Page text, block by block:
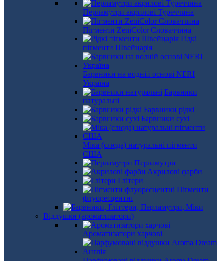
Перламутри акрилові Туреччина
Пігменти ZeniColor Словаччина
Рідкі
пігменти Швейцарія
Барвники на водній основі NERI
Україна
Барвники
натуральні
Барвники рідкі
Барвники сухі
Міка (слюда) натуральні пігменти
США
Перламутри
Акрилові фарби
Глітери
Пігменти
флуоресцентні
Віддушки (ароматизатори)
Ароматизатори харчові